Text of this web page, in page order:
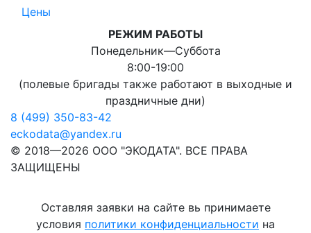
Цены
РЕЖИМ РАБОТЫ
Понедельник―Суббота
8:00-19:00
(полевые бригады также работают в выходные и
праздничные дни)
8 (499) 350-83-42
eckodata@yandex.ru
© 2018—2026 ООО "ЭКОДАТА". ВСЕ ПРАВА
ЗАЩИЩЕНЫ
Оставляя заявки на сайте вь принимаете
условия политики конфиденциальности на